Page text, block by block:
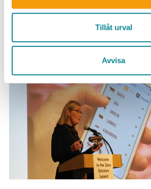
Tillåt urval
Avvisa
Östersjöprojektets vinnare bekämpar